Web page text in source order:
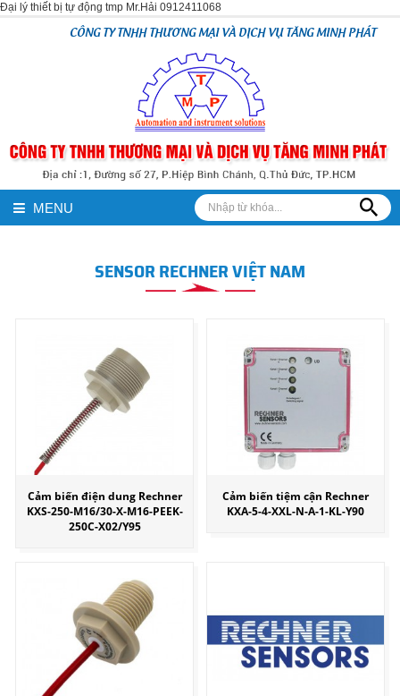
Đại lý thiết bị tự động tmp Mr.Hải 0912411068
CÔNG TY TNHH THƯƠNG MẠI VÀ DỊCH VỤ TĂNG MINH PHÁT
MENU
SENSOR RECHNER VIỆT NAM
Cảm biến điện dung Rechner
KXS-250-M16/30-X-M16-PEEK-
250C-X02/Y95
Cảm biến tiệm cận Rechner
KXA-5-4-XXL-N-A-1-KL-Y90